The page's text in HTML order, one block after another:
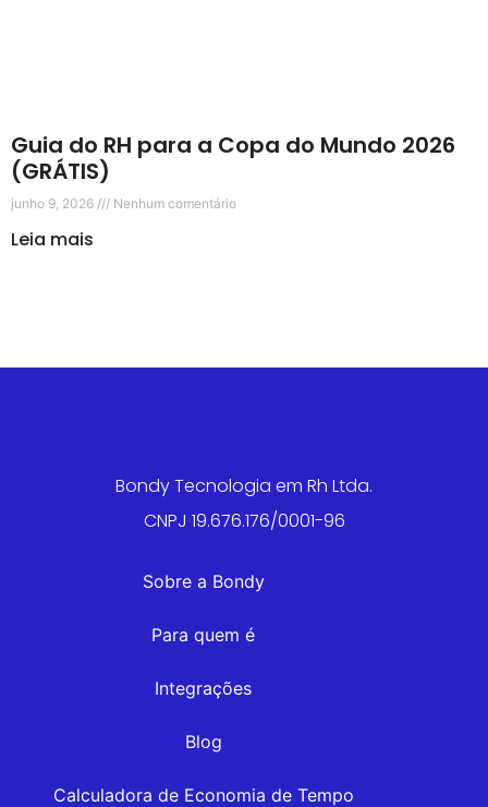
Guia do RH para a Copa do Mundo 2026
(GRÁTIS)
junho 9, 2026 Nenhum comentário
Leia mais
Bondy Tecnologia em Rh Ltda.
CNPJ 19.676.176/0001-96
Sobre a Bondy
Para quem é
Integrações
Blog
Calculadora de Economia de Tempo